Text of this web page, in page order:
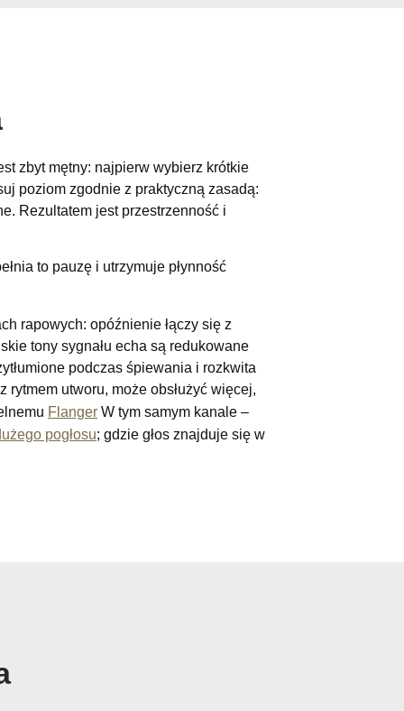
zbyt mętny: najpierw wybierz krótkie
poziom zgodnie z praktyczną zasadą:
Rezultatem jest przestrzenność i
to pauzę i utrzymuje płynność
rapowych: opóźnienie łączy się z
tony sygnału echa są redukowane
podczas śpiewania i rozkwita
utworu, może obsłużyć więcej,
Flanger W tym samym kanale –
pogłosu; gdzie głos znajduje się w